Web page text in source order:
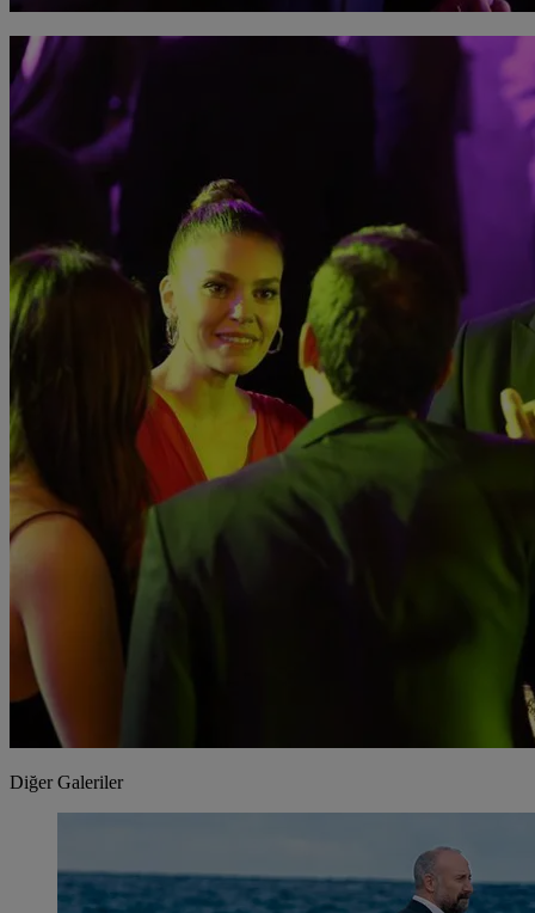
Diğer Galeriler